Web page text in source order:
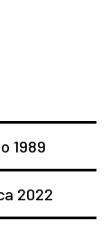
1989
2022